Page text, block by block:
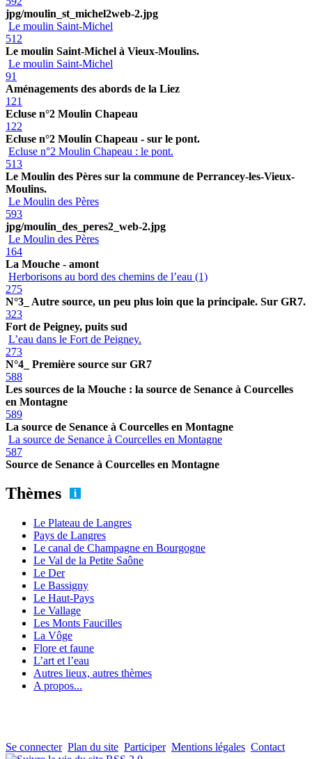
jpg/moulin_st_michel2web-2.jpg
Le moulin Saint-Michel
512
Le moulin Saint-Michel à Vieux-Moulins.
Le moulin Saint-Michel
91
Aménagements des abords de la Liez
121
Ecluse n°2 Moulin Chapeau
122
Ecluse n°2 Moulin Chapeau - sur le pont.
Ecluse n°2 Moulin Chapeau : le pont.
513
Le Moulin des Pères sur la commune de Perrancey-les-Vieux-
Moulins.
Le Moulin des Pères
593
jpg/moulin_des_peres2_web-2.jpg
Le Moulin des Pères
164
La Mouche - amont
Herborisons au bord des chemins de l’eau (1)
275
N°3_ Autre source, un peu plus loin que la principale. Sur GR7.
323
Fort de Peigney, puits sud
L’eau dans le Fort de Peigney.
273
N°4_ Première source sur GR7
588
Les sources de la Mouche : la source de Senance à Courcelles
en Montagne
589
La source de Senance à Courcelles en Montagne
La source de Senance à Courcelles en Montagne
587
Source de Senance à Courcelles en Montagne
Thèmes
Le Plateau de Langres
Pays de Langres
Le canal de Champagne en Bourgogne
Le Val de la Petite Saône
Le Der
Le Bassigny
Le Haut-Pays
Le Vallage
Les Monts Faucilles
La Vôge
Flore et faune
L’art et l’eau
Autres lieux, autres thèmes
A propos...
Se connecter Plan du site Participer Mentions légales Contact